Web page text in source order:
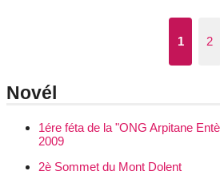
1 2
Novél
1ére féta de la "ONG Arpitane
2009
2è Sommet du Mont Dolent